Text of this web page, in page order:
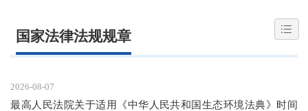
国家法律法规规章
2026-08-07
最高人民法院关于适用《中华人民共和国生态环境法典》时间